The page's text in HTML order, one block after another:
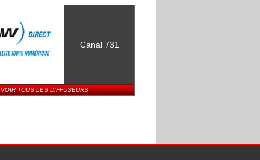
Canal 731
VOIR TOUS LES DIFFUSEURS